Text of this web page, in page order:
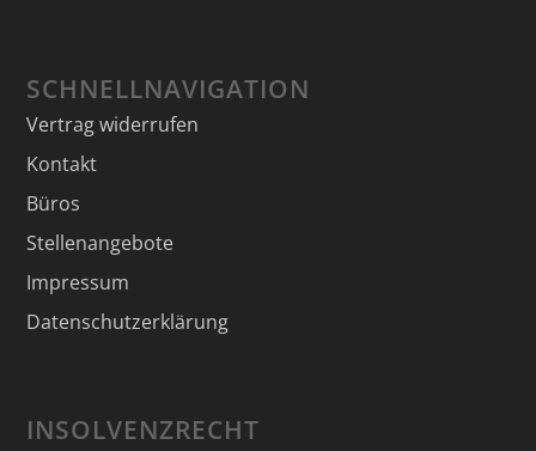
SCHNELLNAVIGATION
Vertrag widerrufen
Kontakt
Büros
Stellenangebote
Impressum
Datenschutzerklärung
INSOLVENZRECHT